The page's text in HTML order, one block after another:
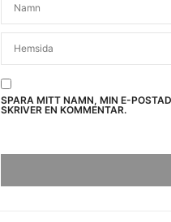
SPARA MITT NAMN, MIN E-
SKRIVER EN KOMMENTAR.